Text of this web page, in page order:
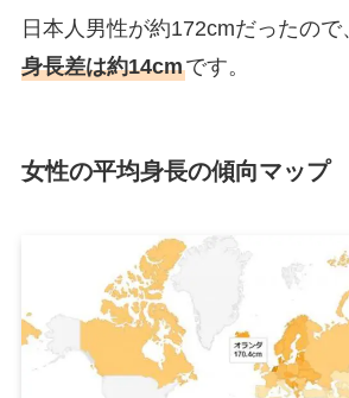
日本人男性が約172cmだったので
身長差は約14cmです。
女性の平均身長の傾向マップ